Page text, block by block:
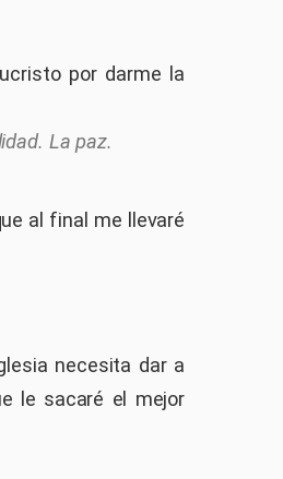
por darme la
La paz.
al final me llevaré
necesita dar a
le sacaré el mejor